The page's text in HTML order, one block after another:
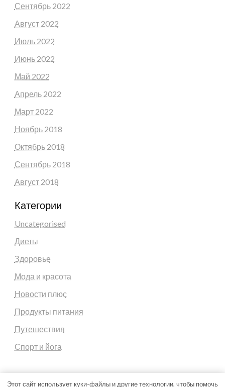
Сентябрь 2022
Август 2022
Июль 2022
Июнь 2022
Май 2022
Апрель 2022
Март 2022
Ноябрь 2018
Октябрь 2018
Сентябрь 2018
Август 2018
Категории
Uncategorised
Диеты
Здоровье
Мода и красота
Новости плюс
Продукты питания
Путешествия
Спорт и йога
Этот сайт использует куки-файлы и другие технологии, чтобы помочь